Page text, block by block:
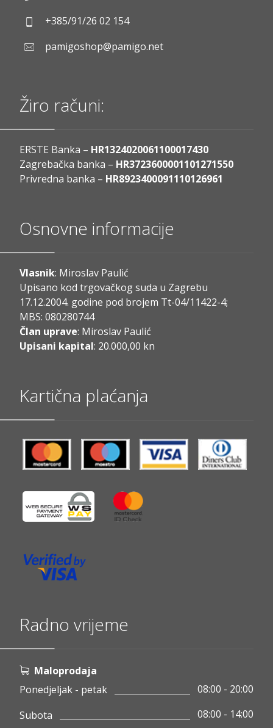
+385/91/26 02 154
pamigoshop@pamigo.net
Žiro računi:
ERSTE Banka – HR1324020061100017430
Zagrebačka banka – HR3723600001101271550
Privredna banka – HR8923400091110126961
Osnovne informacije
Vlasnik: Miroslav Paulić
Upisano kod trgovačkog suda u Zagrebu
17.12.2004. godine pod brojem Tt-04/11422-4;
MBS: 080280744
Član uprave: Miroslav Paulić
Upisani kapital: 20.000,00 kn
Kartična plaćanja
Radno vrijeme
Maloprodaja
Ponedjeljak - petak
08:00 - 20:00
Subota
08:00 - 14:00